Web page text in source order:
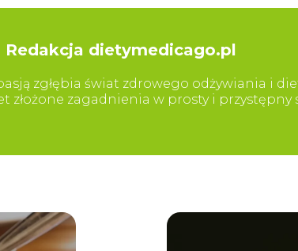
Redakcja dietymedicago.pl
zgłębia świat zdrowego odżywiania i
złożone zagadnienia w prosty i przystępny